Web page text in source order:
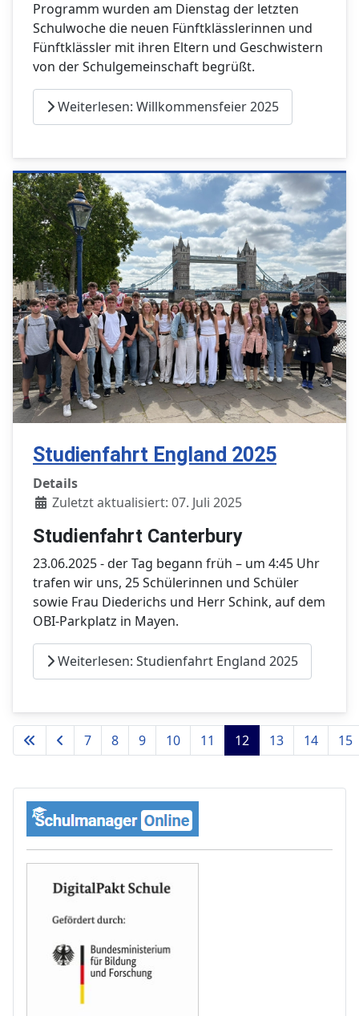
Programm wurden am Dienstag der letzten
Schulwoche die neuen Fünftklässlerinnen und
Fünftklässler mit ihren Eltern und Geschwistern
von der Schulgemeinschaft begrüßt.
Weiterlesen: Willkommensfeier 2025
Studienfahrt England 2025
Details
Zuletzt aktualisiert: 07. Juli 2025
Studienfahrt Canterbury
23.06.2025 - der Tag begann früh – um 4:45 Uhr
trafen wir uns, 25 Schülerinnen und Schüler
sowie Frau Diederichs und Herr Schink, auf dem
OBI-Parkplatz in Mayen.
Weiterlesen: Studienfahrt England 2025
Seite 12 von 35
7 8 9 10 11 12 13 14 15